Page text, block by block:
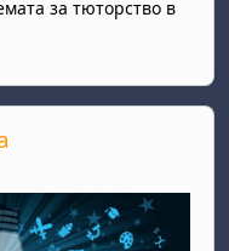
за тюторство в